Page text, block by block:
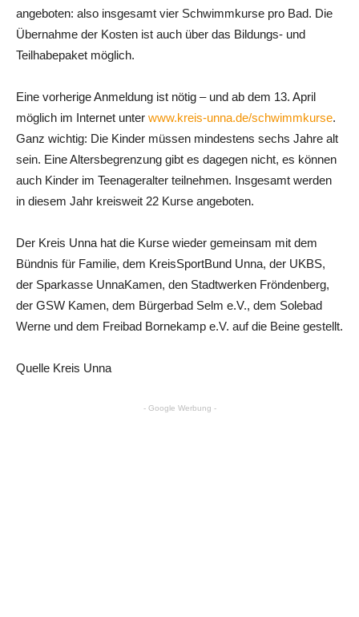
angeboten: also insgesamt vier Schwimmkurse pro Bad. Die
Übernahme der Kosten ist auch über das Bildungs- und
Teilhabepaket möglich.
Eine vorherige Anmeldung ist nötig – und ab dem 13. April
möglich im Internet unter www.kreis-unna.de/schwimmkurse.
Ganz wichtig: Die Kinder müssen mindestens sechs Jahre alt
sein. Eine Altersbegrenzung gibt es dagegen nicht, es können
auch Kinder im Teenageralter teilnehmen. Insgesamt werden
in diesem Jahr kreisweit 22 Kurse angeboten.
Der Kreis Unna hat die Kurse wieder gemeinsam mit dem
Bündnis für Familie, dem KreisSportBund Unna, der UKBS,
der Sparkasse UnnaKamen, den Stadtwerken Fröndenberg,
der GSW Kamen, dem Bürgerbad Selm e.V., dem Solebad
Werne und dem Freibad Bornekamp e.V. auf die Beine gestellt.
Quelle Kreis Unna
- Google Werbung -